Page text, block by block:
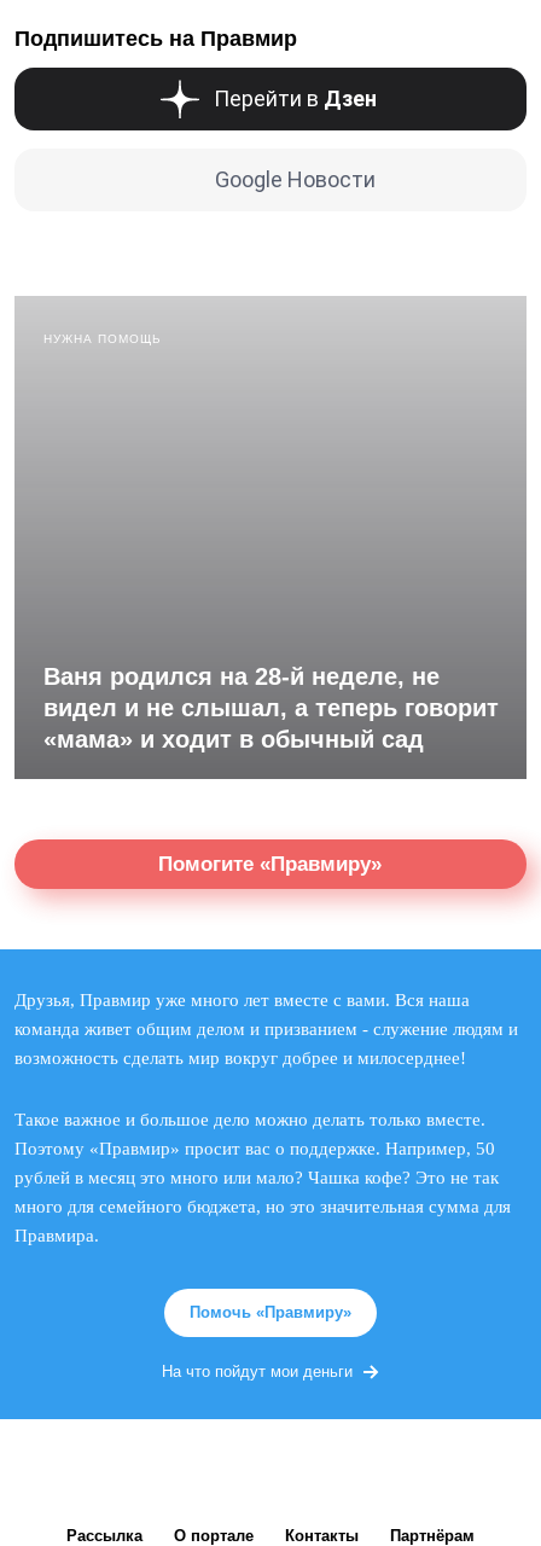
Подпишитесь на Правмир
Перейти в Дзен
Google Новости
НУЖНА ПОМОЩЬ
Ваня родился на 28-й неделе, не
видел и не слышал, а теперь говорит
«мама» и ходит в обычный сад
Помогите «Правмиру»
Друзья, Правмир уже много лет вместе с вами. Вся наша
команда живет общим делом и призванием - служение людям и
возможность сделать мир вокруг добрее и милосерднее!
Такое важное и большое дело можно делать только вместе.
Поэтому «Правмир» просит вас о поддержке. Например, 50
рублей в месяц это много или мало? Чашка кофе? Это не так
много для семейного бюджета, но это значительная сумма для
Правмира.
Помочь «Правмиру»
На что пойдут мои деньги
Рассылка О портале Контакты Партнёрам